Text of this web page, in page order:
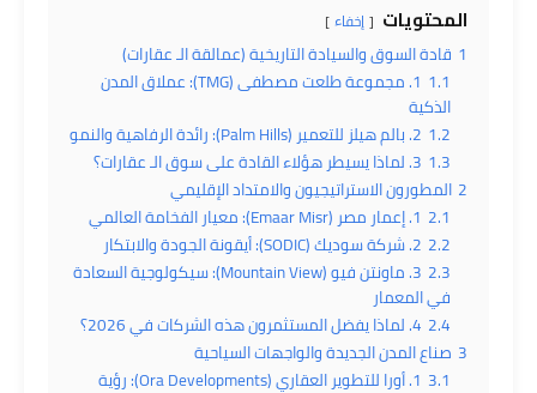
المحتويات إخفاء
1 قادة السوق والسيادة التاريخية (عمالقة الـ عقارات)
1.1
1. مجموعة طلعت مصطفى (TMG): عملاق المدن
الذكية
1.2 2. بالم هيلز للتعمير (Palm Hills): رائدة الرفاهية والنمو
1.3 3. لماذا يسيطر هؤلاء القادة على سوق الـ عقارات؟
2 المطورون الاستراتيجيون والامتداد الإقليمي
2.1 1. إعمار مصر (Emaar Misr): معيار الفخامة العالمي
2.2 2. شركة سوديك (SODIC): أيقونة الجودة والابتكار
2.3
3. ماونتن فيو (Mountain View): سيكولوجية السعادة
في المعمار
2.4 4. لماذا يفضل المستثمرون هذه الشركات في 2026؟
3 صناع المدن الجديدة والواجهات السياحية
3.1
1. أورا للتطوير العقاري (Ora Developments): رؤية